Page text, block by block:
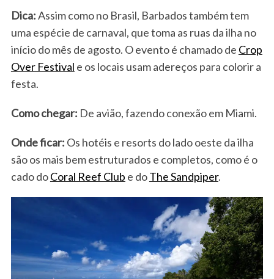
Dica:Assim como no Brasil, Barbados também tem
uma espécie de carnaval, que toma as ruas da ilha no
início do mês de agosto. O evento é chamado de Crop
Over Festival e os locais usam adereços para colorir a
festa.
Como chegar: De avião, fazendo conexão em Miami.
Onde ficar: Os hotéis e resorts do lado oeste da ilha
são os mais bem estruturados e completos, como é o
cado doCoral Reef Club e doThe Sandpiper.
: